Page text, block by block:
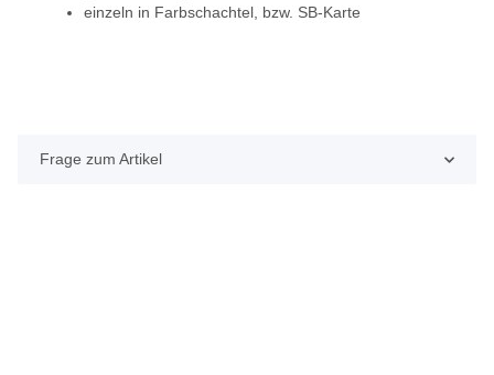
einzeln in Farbschachtel, bzw. SB-Karte
Frage zum Artikel